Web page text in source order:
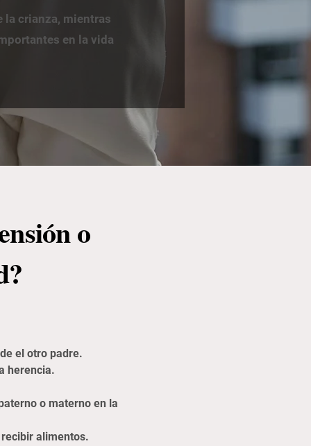
la crianza, mientras
en la vida
o
el otro padre.
herencia.
o materno en la
alimentos.